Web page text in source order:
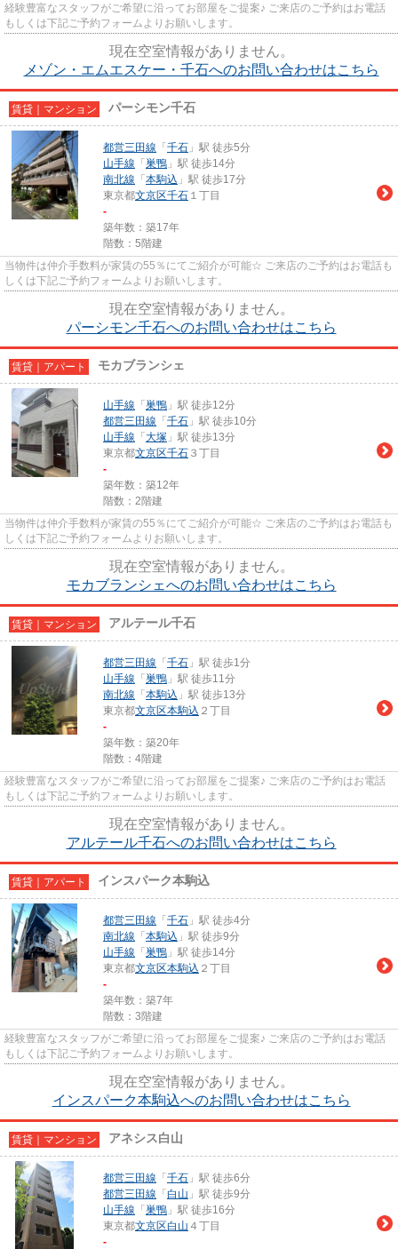
経験豊富なスタッフがご希望に沿ってお部屋をご提案♪ ご来店のご予約はお電話
もしくは下記ご予約フォームよりお願いします。
現在空室情報がありません。
メゾン・エムエスケー・千石へのお問い合わせはこちら
賃貸｜マンション パーシモン千石
都営三田線 「 千石 」駅 徒歩5分
山手線 「 巣鴨 」駅 徒歩14分
南北線 「 本駒込 」駅 徒歩17分
東京都文京区千石 １丁目
-
築年数：築17年
階数：5階建
当物件は仲介手数料が家賃の55％にてご紹介が可能☆ ご来店のご予約はお電話も
しくは下記ご予約フォームよりお願いします。
現在空室情報がありません。
パーシモン千石へのお問い合わせはこちら
賃貸｜アパート モカブランシェ
山手線 「 巣鴨 」駅 徒歩12分
都営三田線 「 千石 」駅 徒歩10分
山手線 「 大塚 」駅 徒歩13分
東京都文京区千石 ３丁目
-
築年数：築12年
階数：2階建
当物件は仲介手数料が家賃の55％にてご紹介が可能☆ ご来店のご予約はお電話も
しくは下記ご予約フォームよりお願いします。
現在空室情報がありません。
モカブランシェへのお問い合わせはこちら
賃貸｜マンション アルテール千石
都営三田線 「 千石 」駅 徒歩1分
山手線 「 巣鴨 」駅 徒歩11分
南北線 「 本駒込 」駅 徒歩13分
東京都文京区本駒込 ２丁目
-
築年数：築20年
階数：4階建
経験豊富なスタッフがご希望に沿ってお部屋をご提案♪ ご来店のご予約はお電話
もしくは下記ご予約フォームよりお願いします。
現在空室情報がありません。
アルテール千石へのお問い合わせはこちら
賃貸｜アパート インスパーク本駒込
都営三田線 「 千石 」駅 徒歩4分
南北線 「 本駒込 」駅 徒歩9分
山手線 「 巣鴨 」駅 徒歩14分
東京都文京区本駒込 ２丁目
-
築年数：築7年
階数：3階建
経験豊富なスタッフがご希望に沿ってお部屋をご提案♪ ご来店のご予約はお電話
もしくは下記ご予約フォームよりお願いします。
現在空室情報がありません。
インスパーク本駒込へのお問い合わせはこちら
賃貸｜マンション アネシス白山
都営三田線 「 千石 」駅 徒歩6分
都営三田線 「 白山 」駅 徒歩9分
山手線 「 巣鴨 」駅 徒歩16分
東京都文京区白山 ４丁目
-